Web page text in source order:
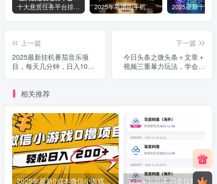
十大悬赏任务平台排行榜（全网最好的悬赏任务平台） 2025年靠谱的手机赚钱app（5款真实可靠可以微信提现的赚钱软件）
上一篇
2025最新挂机番茄音乐项
目，每天几分钟，日入1000
下一篇
今日头条之微头条＋文章＋
视频三重暴力玩法，学会一
相关推荐
2025年最新0成本微信小游戏撸收益小项目，轻松日入200+